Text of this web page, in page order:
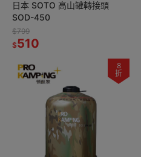
日本 SOTO 高山罐轉接頭
SOD-450
$799
$510
8
折